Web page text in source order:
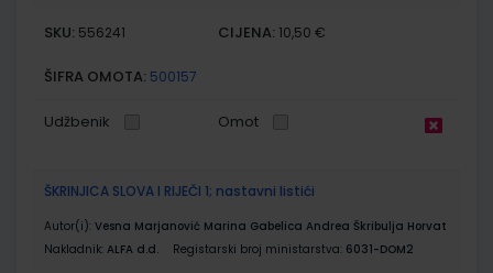
SKU: 556241 CIJENA: 10,50 €
ŠIFRA OMOTA: 500157
Udžbenik Omot
ŠKRINJICA SLOVA I RIJEČI 1; nastavni listići
Autor(i): Vesna Marjanović Marina Gabelica Andrea Škribulja Horvat
Nakladnik: ALFA d.d. Registarski broj ministarstva: 6031-DOM2